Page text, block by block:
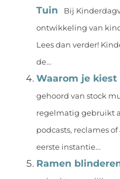
Tuin
Bij
ontwikkeling van
Lees dan verder!
de...
Waarom je
gehoord van stock
regelmatig gebruikt
podcasts, reclames
eerste instantie...
Ramen